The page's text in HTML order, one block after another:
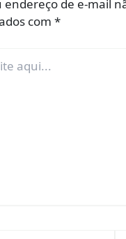
endereço de e-mail
com *